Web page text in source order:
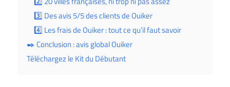
3️⃣ Des avis 5/5 des clients de Ouiker
4️⃣ Les frais de Ouiker : tout ce qu’il faut savoir
✒️ Conclusion : avis global Ouiker
Téléchargez le Kit du Débutant